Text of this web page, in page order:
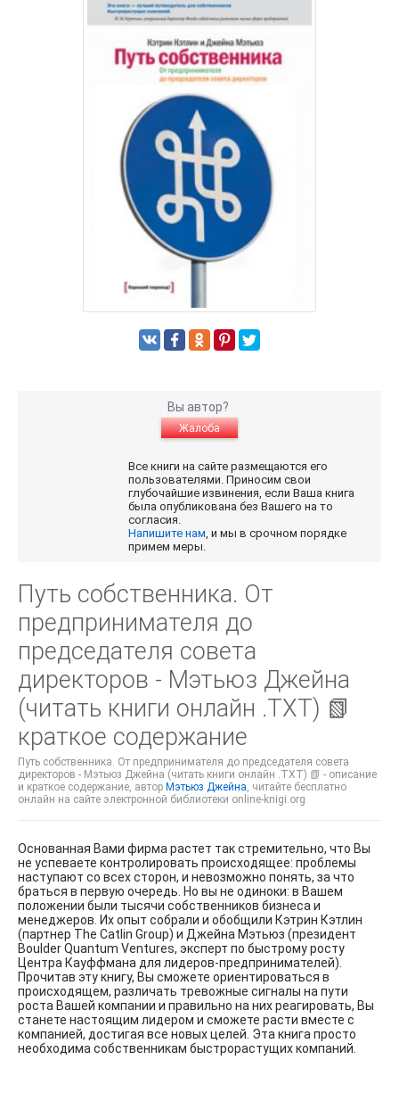
Вы автор?
Жалоба
Все книги на сайте размещаются его
пользователями. Приносим свои
глубочайшие извинения, если Ваша книга
была опубликована без Вашего на то
согласия.
Напишите нам, и мы в срочном порядке
примем меры.
Путь собственника. От
предпринимателя до
председателя совета
директоров - Мэтьюз Джейна
(читать книги онлайн .TXT) 📗
краткое содержание
Путь собственника. От предпринимателя до председателя совета
директоров - Мэтьюз Джейна (читать книги онлайн .TXT) 📗 - описание
и краткое содержание, автор Мэтьюз Джейна, читайте бесплатно
онлайн на сайте электронной библиотеки online-knigi.org
Основанная Вами фирма растет так стремительно, что Вы
не успеваете контролировать происходящее: проблемы
наступают со всех сторон, и невозможно понять, за что
браться в первую очередь. Но вы не одиноки: в Вашем
положении были тысячи собственников бизнеса и
менеджеров. Их опыт собрали и обобщили Кэтрин Кэтлин
(партнер The Catlin Group) и Джейна Мэтьюз (президент
Boulder Quantum Ventures, эксперт по быстрому росту
Центра Кауффмана для лидеров-предпринимателей).
Прочитав эту книгу, Вы сможете ориентироваться в
происходящем, различать тревожные сигналы на пути
роста Вашей компании и правильно на них реагировать, Вы
станете настоящим лидером и сможете расти вместе с
компанией, достигая все новых целей. Эта книга просто
необходима собственникам быстрорастущих компаний.